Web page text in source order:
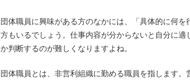
団体職員に興味がある方のなかには、「具体的に何を
方もいるでしょう。仕事内容が分からないと自分に適
か判断するのが難しくなりますよね。
団体職員とは、非営利組織に勤める職員を指します